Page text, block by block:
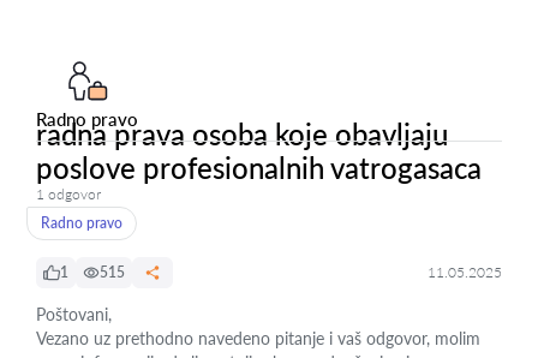
Radno pravo
radna prava osoba koje obavljaju
poslove profesionalnih vatrogasaca
1 odgovor
Radno pravo
1 515 11.05.2025
Poštovani,
Vezano uz prethodno navedeno pitanje i vaš odgovor, molim